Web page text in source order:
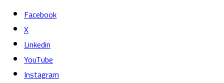
Facebook
X
Linkedin
YouTube
Instagram